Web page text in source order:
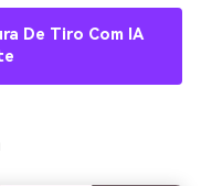
De Tiro Com IA